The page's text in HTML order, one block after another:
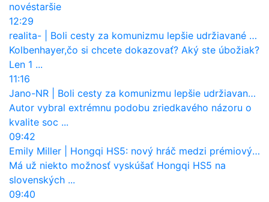
novéstaršie
12:29
realita-
Boli cesty za komunizmu lepšie udržiavané ako dnes?
Kolbenhayer,čo si chcete dokazovať? Aký ste úbožiak?
Len 1 ...
11:16
Jano-NR
Boli cesty za komunizmu lepšie udržiavané ako dnes?
Autor vybral extrémnu podobu zriedkavého názoru o
kvalite soc ...
09:42
Emily Miller
Hongqi HS5: nový hráč medzi prémiovými SUV na Slovensku
Má už niekto možnosť vyskúšať Hongqi HS5 na
slovenských ...
09:40